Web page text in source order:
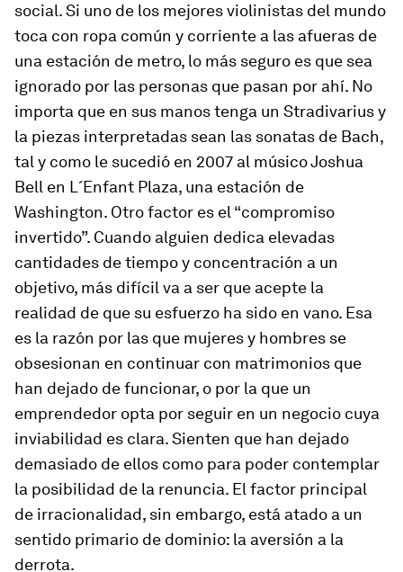
social. Si uno de los mejores violinistas del mundo
toca con ropa común y corriente a las afueras de
una estación de metro, lo más seguro es que sea
ignorado por las personas que pasan por ahí. No
importa que en sus manos tenga un Stradivarius y
la piezas interpretadas sean las sonatas de Bach,
tal y como le sucedió en 2007 al músico Joshua
Bell en L´Enfant Plaza, una estación de
Washington. Otro factor es el “compromiso
invertido”. Cuando alguien dedica elevadas
cantidades de tiempo y concentración a un
objetivo, más difícil va a ser que acepte la
realidad de que su esfuerzo ha sido en vano. Esa
es la razón por las que mujeres y hombres se
obsesionan en continuar con matrimonios que
han dejado de funcionar, o por la que un
emprendedor opta por seguir en un negocio cuya
inviabilidad es clara. Sienten que han dejado
demasiado de ellos como para poder contemplar
la posibilidad de la renuncia. El factor principal
de irracionalidad, sin embargo, está atado a un
sentido primario de dominio: la aversión a la
derrota.